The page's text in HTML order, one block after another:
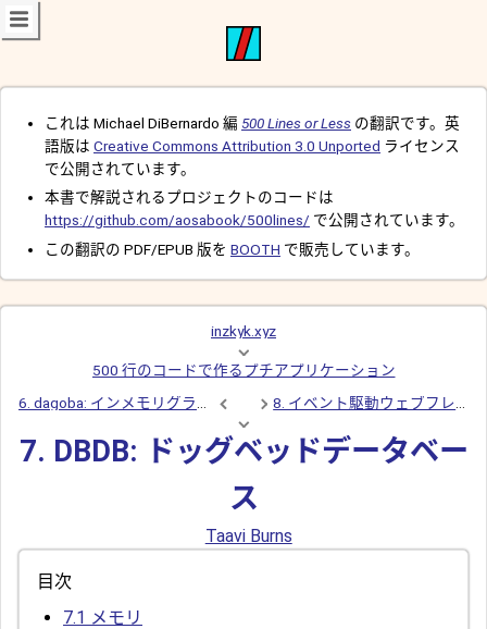
これは Michael DiBernardo 編 500 Lines or Less の翻訳です。英
語版は Creative Commons Attribution 3.0 Unported ライセンス
で公開されています。
本書で解説されるプロジェクトのコードは
https://github.com/aosabook/500lines/ で公開されています。
この翻訳の PDF/EPUB 版を BOOTH で販売しています。
inzkyk.xyz
500 行のコードで作るプチアプリケーション
7. DBDB: ドッグベッドデータベー
ス
Taavi Burns
目次
7.1 メモリ